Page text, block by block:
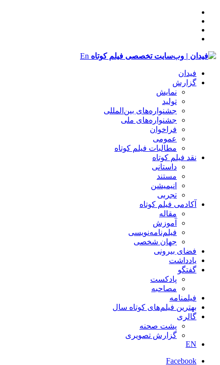
En
فیدان
گزارش
نمایش
تولید
‌‌جشنواره‌های بین‌المللی
جشنواره‌های ملی
فراخوان
عمومی
مطالبات فیلم کوتاه
نقد فیلم کوتاه
داستانی
مستند
انیمیشن
تجربی
آکادمی فیلم کوتاه
مقاله
آموزش
فیلم‌نامه‌نویسی
جهان شخصی
فضای بیرونی
یادداشت
گفتگو
پادکست
مصاحبه
فیلمنامه
بهترین فیلم‌های کوتاه سال
گالری
پشت صحنه
گزارش تصویری
EN
Facebook